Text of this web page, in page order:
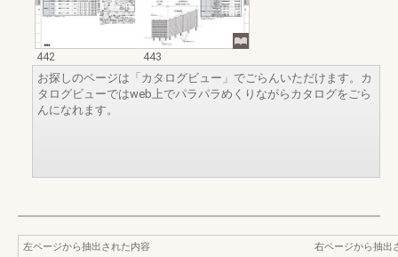
442
443
お探しのページは「カタログビュー」でごらんいただけます。カ
タログビューではweb上でパラパラめくりながらカタログをごら
んになれます。
左ページから抽出された内容
右ページから抽出